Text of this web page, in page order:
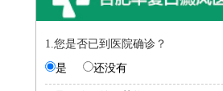
1.您是否已到医院确诊？
是
还没有